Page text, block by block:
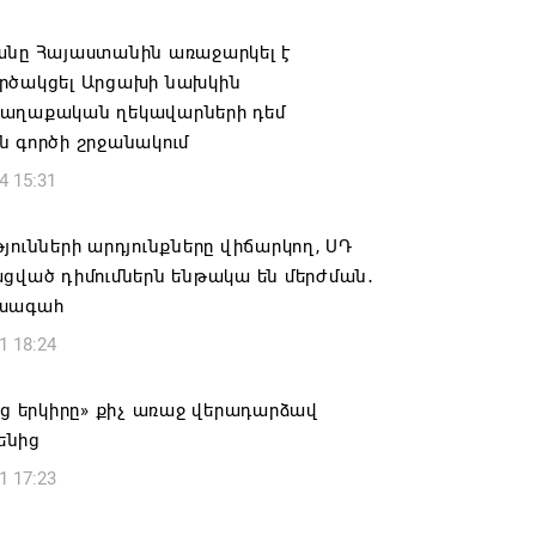
ընթացակարգ չկա
16:39
և 6 եպիսկոպոսի գործով դատական
դռնփակ
ԵՆՔ ՄԻԱՍԻՆ ՆՇԵԼՈՒ ՏԱՇՏՈՒՆ
ՕՐԸ
16:21
ղեկավար Գևորգ Փարսյանի
ճանապարհաշինական
աշխատանքներ՝ գյուղական
Հայաստանին առաջարկել է
Արցախի նախկին
ղեկավարների դեմ
գործի շրջանակում
15:31
արդյունքները վիճարկող, ՍԴ
դիմումներն ենթակա են մերժման․
18:24
երկիրը» քիչ առաջ վերադարձավ
17:23